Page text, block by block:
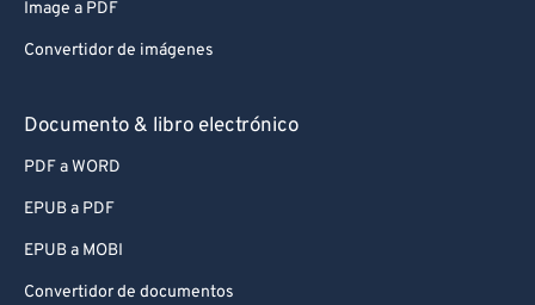
Image a PDF
Convertidor de imágenes
Documento & libro electrónico
PDF a WORD
EPUB a PDF
EPUB a MOBI
Convertidor de documentos